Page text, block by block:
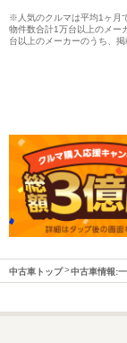
※人気のクルマは平均1ヶ月
物件数合計1万台以上のメー
台以上のメーカーのうち、
中古車トップ 中古車情報: